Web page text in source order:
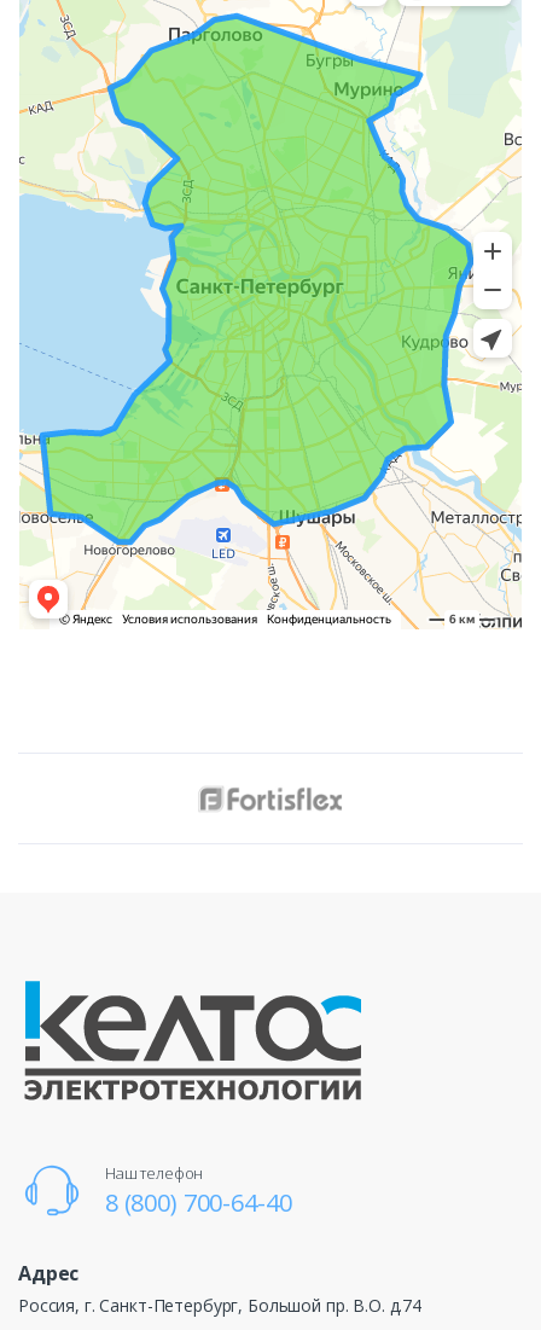
Наш телефон
8 (800) 700-64-40
Адрес
Россия, г. Санкт-Петербург, Большой пр. В.О. д.74